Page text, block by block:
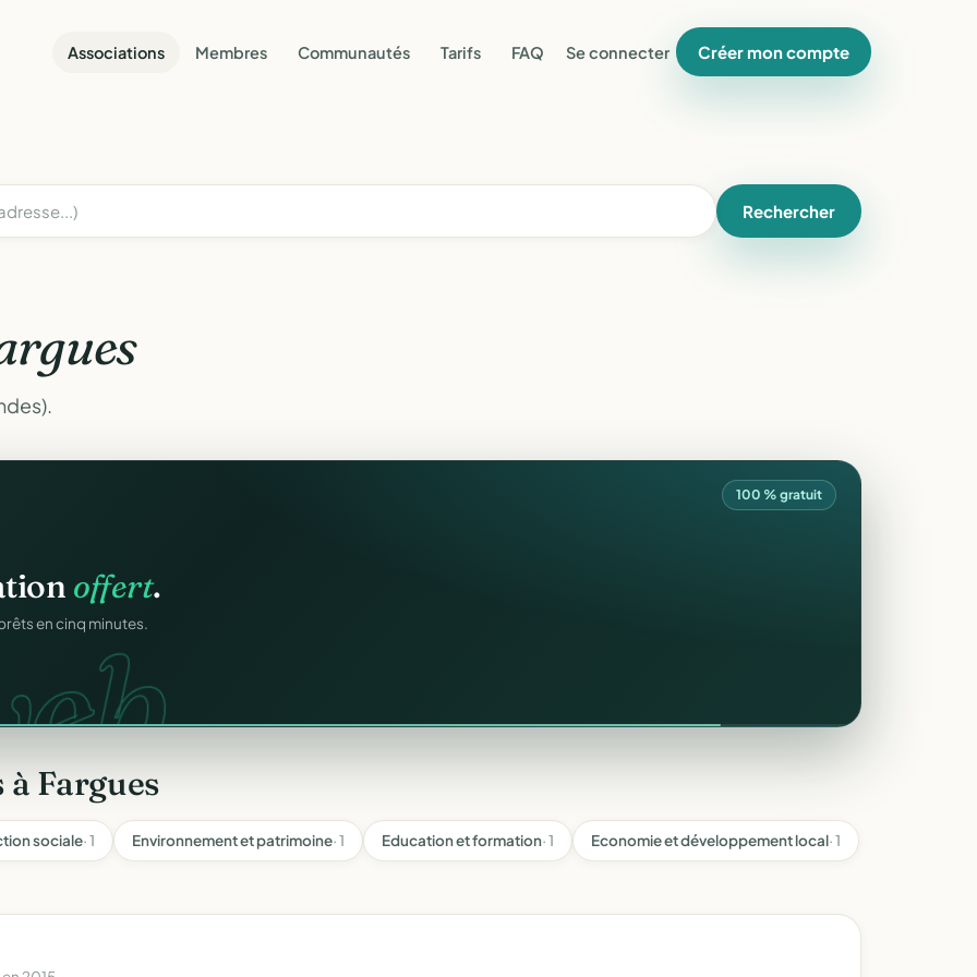
Associations Membres Communautés Tarifs FAQ Se connecter Créer mon compte
Rechercher
100 % gratuit
offert.
en cinq minutes.
.
pour chaque
Fargues
sociale· 1 Environnement et patrimoine· 1 Education et formation· 1 Economie et développement local· 1